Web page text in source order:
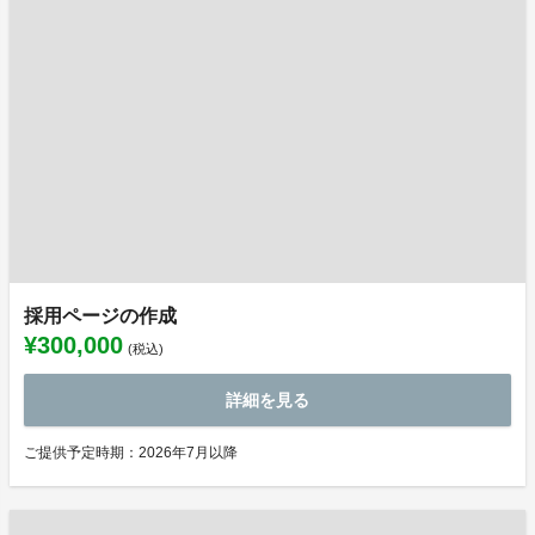
採用ページの作成
¥300,000 (税込)
詳細を見る
ご提供予定時期：2026年7月以降